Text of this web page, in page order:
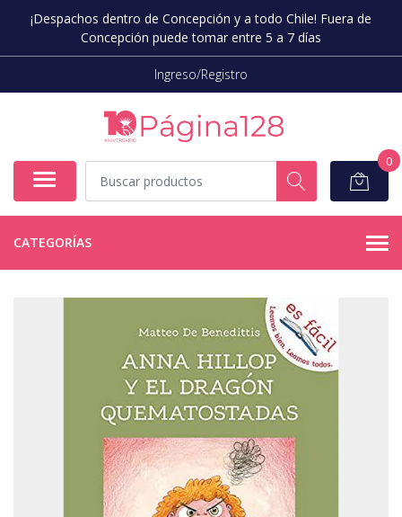
¡Despachos dentro de Concepción y a todo Chile! Fuera de
Concepción puede tomar entre 5 a 7 días
Ingreso/Registro
0
CATEGORÍAS